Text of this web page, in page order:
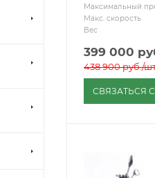
Максимальный
Макс. скорость
Вес
399 000
438 900руб./
СВЯЗАТЬСЯ